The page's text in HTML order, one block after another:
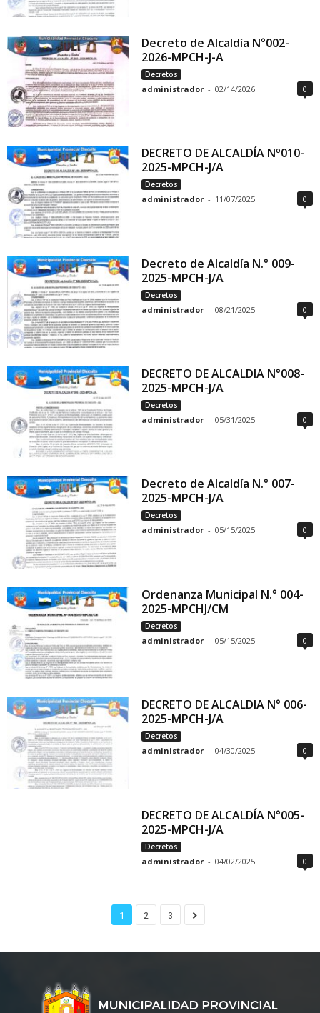
Decreto de Alcaldía N°002-
2026-MPCH-J-A
Decretos
administrador - 02/14/2026 0
DECRETO DE ALCALDÍA Nº010-
2025-MPCH-J/A
Decretos
administrador - 11/07/2025 0
Decreto de Alcaldía N.° 009-
2025-MPCH-J/A
Decretos
administrador - 08/21/2025 0
DECRETO DE ALCALDIA N°008-
2025-MPCH-J/A
Decretos
administrador - 05/31/2025 0
Decreto de Alcaldía N.° 007-
2025-MPCH-J/A
Decretos
administrador - 05/15/2025 0
Ordenanza Municipal N.° 004-
2025-MPCHJ/CM
Decretos
administrador - 05/15/2025 0
DECRETO DE ALCALDIA N° 006-
2025-MPCH-J/A
Decretos
administrador - 04/30/2025 0
DECRETO DE ALCALDÍA N°005-
2025-MPCH-J/A
Decretos
administrador - 04/02/2025 0
1 2 3